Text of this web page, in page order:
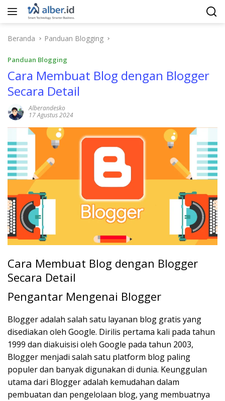
Langsung
Beranda
Panduan Blogging
Panduan Blogging
Cara Membuat Blog dengan Blogger
Secara Detail
Alberandesko
17 Agustus 2024
Cara Membuat Blog dengan Blogger
Secara Detail
Pengantar Mengenai Blogger
Blogger adalah salah satu layanan blog gratis yang
disediakan oleh Google. Dirilis pertama kali pada tahun
1999 dan diakuisisi oleh Google pada tahun 2003,
Blogger menjadi salah satu platform blog paling
populer dan banyak digunakan di dunia. Keunggulan
utama dari Blogger adalah kemudahan dalam
pembuatan dan pengelolaan blog, yang membuatnya